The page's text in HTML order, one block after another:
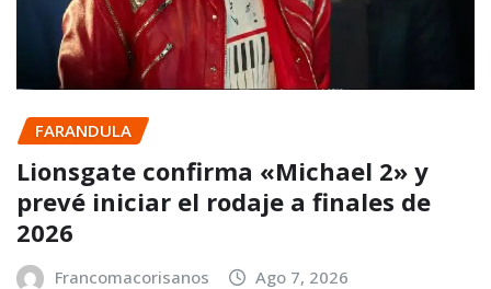
FARANDULA
Lionsgate confirma «Michael 2» y
prevé iniciar el rodaje a finales de
2026
Francomacorisanos Ago 7, 2026